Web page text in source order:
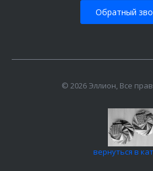
Обратный
© 2026 Эллион, Все
вернуться в